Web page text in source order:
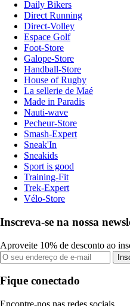
Daily Bikers
Direct Running
Direct-Volley
Espace Golf
Foot-Store
Galope-Store
Handball-Store
House of Rugby
La sellerie de Maé
Made in Paradis
Nauti-wave
Pecheur-Store
Smash-Expert
Sneak'In
Sneakids
Sport is good
Training-Fit
Trek-Expert
Vélo-Store
Inscreva-se na nossa
Aproveite 10% de desconto ao
Fique conectado
Encontre-nos nas redes sociais